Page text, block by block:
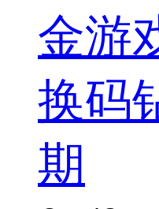
金游
换码
期